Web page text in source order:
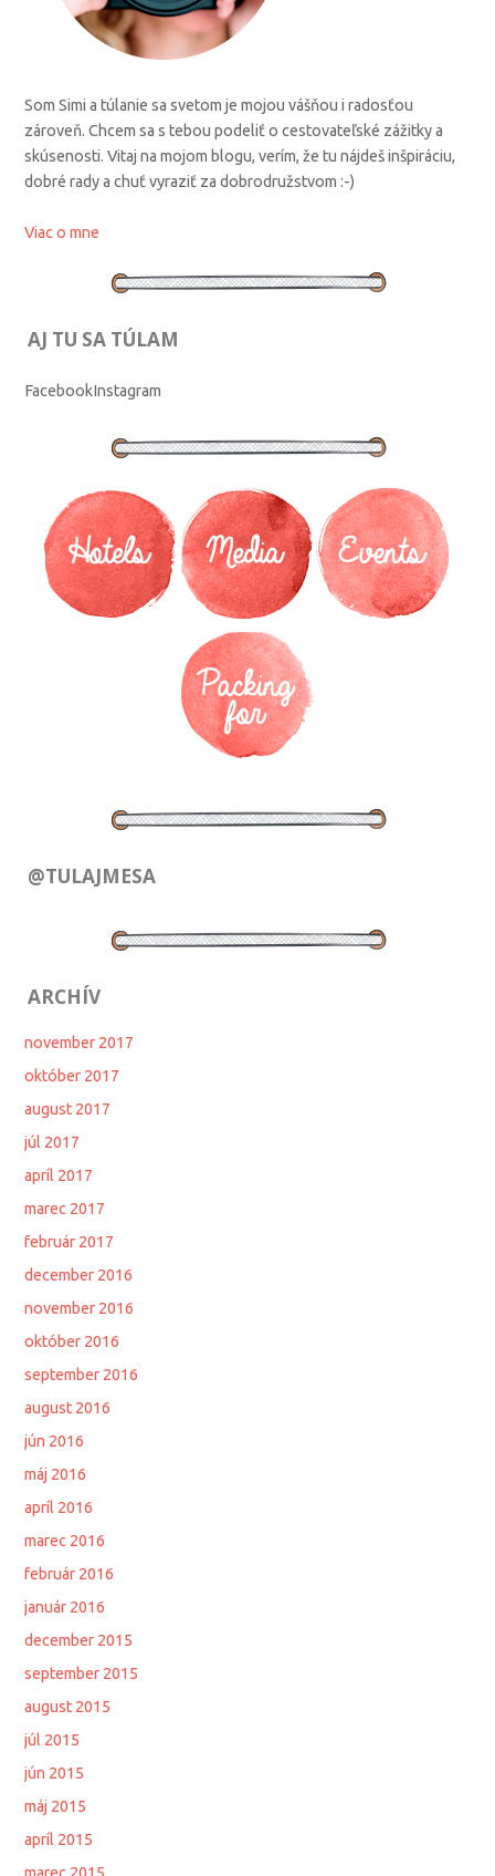
Som Simi a túlanie sa svetom je mojou vášňou i radosťou
zároveň. Chcem sa s tebou podeliť o cestovateľské zážitky a
skúsenosti. Vitaj na mojom blogu, verím, že tu nájdeš inšpiráciu,
dobré rady a chuť vyraziť za dobrodružstvom :-)
Viac o mne
AJ TU SA TÚLAM
FacebookInstagram
@TULAJMESA
ARCHÍV
november 2017
október 2017
august 2017
júl 2017
apríl 2017
marec 2017
február 2017
december 2016
november 2016
október 2016
september 2016
august 2016
jún 2016
máj 2016
apríl 2016
marec 2016
február 2016
január 2016
december 2015
september 2015
august 2015
júl 2015
jún 2015
máj 2015
apríl 2015